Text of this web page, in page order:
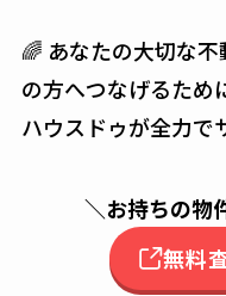
🌈 あなたの大切な
の方へつなげるため
ハウスドゥが全力で
＼お持ちの物
無料